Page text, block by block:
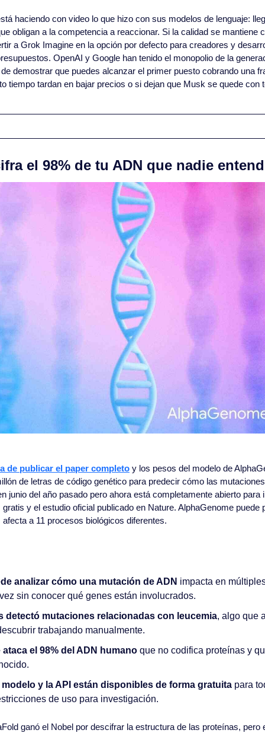
haciendo con video lo que hizo con sus modelos de lenguaje:
obligan a la competencia a reaccionar. Si la calidad se mantiene
a Grok Imagine en la opción por defecto para creadores y
OpenAI y Google han tenido el monopolio de la
demostrar que puedes alcanzar el primer puesto cobrando una
tiempo tardan en bajar precios o si dejan que Musk se quede con
el 98% de tu ADN que nadie
de publicar el paper completo y los pesos del modelo de
de letras de código genético para predecir cómo las
junio del año pasado pero ahora está completamente abierto para
y el estudio oficial publicado en Nature. AlphaGenome puede
a 11 procesos biológicos diferentes.
analizar cómo una mutación de ADN impacta en
sin conocer qué genes están involucrados.
detectó mutaciones relacionadas con leucemia, algo que
trabajando manualmente.
el 98% del ADN humano que no codifica proteínas y
y la API están disponibles de forma gratuita para
de uso para investigación.
ganó el Nobel por descifrar la estructura de las proteínas, pero